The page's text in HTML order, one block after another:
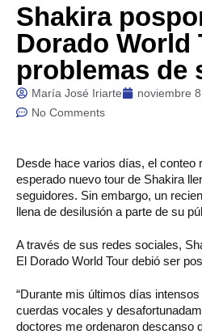
Shakira
Dorado World
problemas de
María José Iriarte noviembre
No Comments
Desde hace varios días, el conteo
esperado nuevo tour de Shakira
seguidores. Sin embargo, un
llena de desilusión a parte de su
A través de sus redes sociales,
El Dorado World Tour debió ser
“Durante mis últimos días
cuerdas vocales y
doctores me ordenaron descanso